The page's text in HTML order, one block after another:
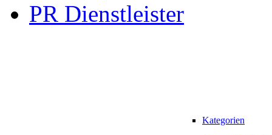
PR Dienstleister
Kategorien